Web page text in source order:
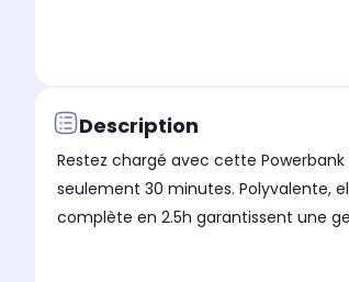
Description
Restez chargé avec cette Powerbank
seulement 30 minutes. Polyvalente,
complète en 2.5h garantissent une